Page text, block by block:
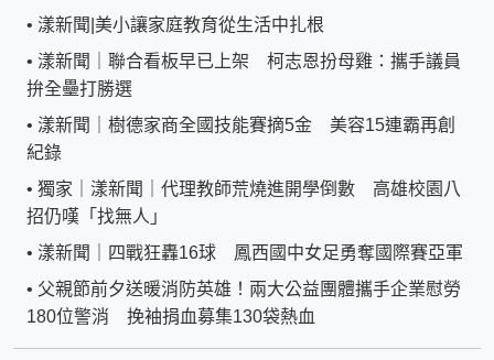
• 漾新聞|美小讓家庭教育從生活中扎根
• 漾新聞｜聯合看板早已上架 柯志恩扮母雞：攜手議員
拚全壘打勝選
• 漾新聞｜樹德家商全國技能賽摘5金 美容15連霸再創
紀錄
• 獨家｜漾新聞｜代理教師荒燒進開學倒數 高雄校園八
招仍嘆「找無人」
• 漾新聞｜四戰狂轟16球 鳳西國中女足勇奪國際賽亞軍
• 父親節前夕送暖消防英雄！兩大公益團體攜手企業慰勞
180位警消 挽袖捐血募集130袋熱血